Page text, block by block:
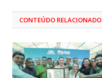
CONTEÚDO RELACIONADO